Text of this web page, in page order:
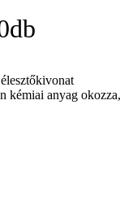
kémiai anyag okozza,